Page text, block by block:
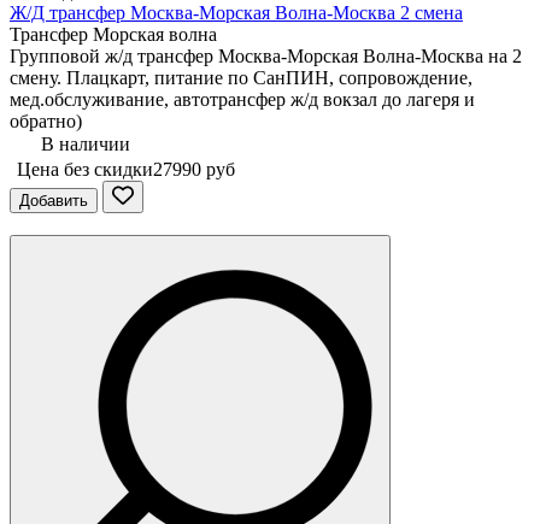
Ж/Д трансфер Москва-Морская Волна-Москва 2 смена
Трансфер Морская волна
Групповой ж/д трансфер Москва-Морская Волна-Москва на 2
смену. Плацкарт, питание по СанПИН, сопровождение,
мед.обслуживание, автотрансфер ж/д вокзал до лагеря и
обратно)
В наличии
Цена без скидки27990 руб
Добавить